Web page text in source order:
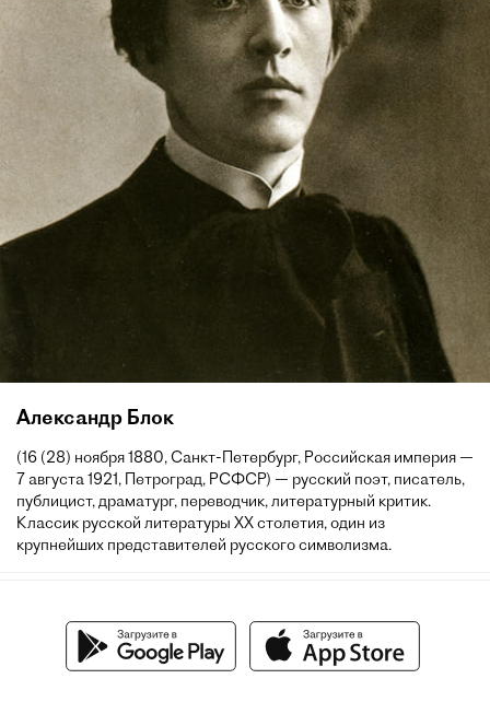
Александр Блок
(16 (28) ноября 1880, Санкт-Петербург, Российская империя —
7 августа 1921, Петроград, РСФСР) — русский поэт, писатель,
публицист, драматург, переводчик, литературный критик.
Классик русской литературы XX столетия, один из
крупнейших представителей русского символизма.